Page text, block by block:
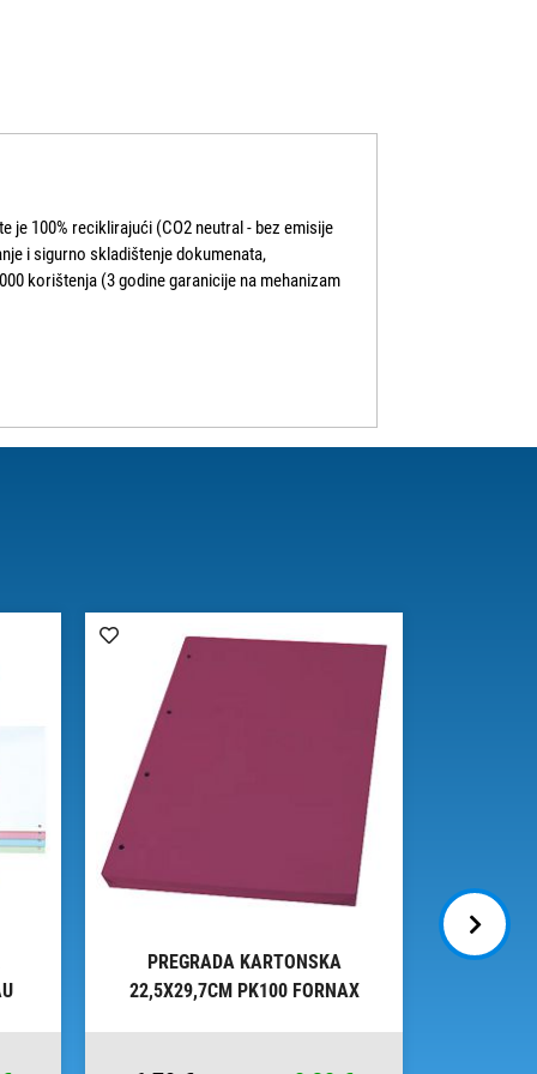
100% reciklirajući (CO2 neutral - bez emisije
i sigurno skladištenje dokumenata,
korištenja (3 godine garanicije na mehanizam
PREGRADA KARTONSKA
22,5X29,7CM PK100 FORNAX